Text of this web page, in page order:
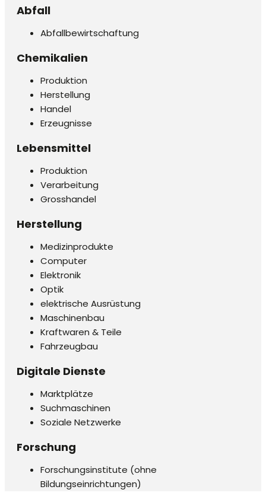
Abfall
Abfallbewirtschaftung
Chemikalien
Produktion
Herstellung
Handel
Erzeugnisse
Lebensmittel
Produktion
Verarbeitung
Grosshandel
Herstellung
Medizinprodukte
Computer
Elektronik
Optik
elektrische Ausrüstung
Maschinenbau
Kraftwaren & Teile
Fahrzeugbau
Digitale Dienste
Marktplätze
Suchmaschinen
Soziale Netzwerke
Forschung
Forschungsinstitute (ohne
Bildungseinrichtungen)